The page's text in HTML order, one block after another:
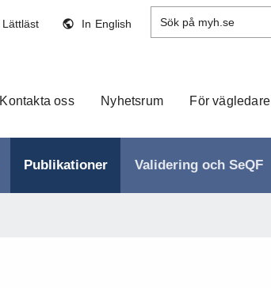
Lättläst In English Sök på myh.se
Kontakta oss Nyhetsrum För vägledare
Publikationer Validering och SeQF